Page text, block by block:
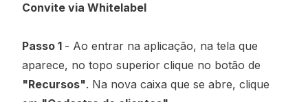
Convite via Whitelabel
Passo 1 - Ao entrar na aplicação, na tela que
aparece, no topo superior clique no botão de
"Recursos". Na nova caixa que se abre, clique